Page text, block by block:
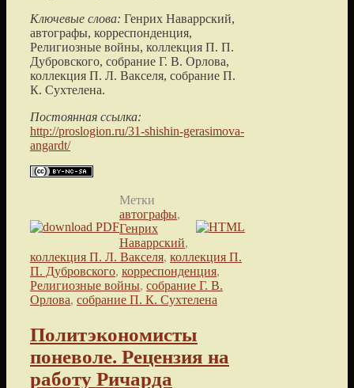
Ключевые слова: Генрих Наваррский,
автографы, корреспонденция,
Религиозные войны, коллекция П. П.
Дубровского, собрание Г. В. Орлова,
коллекция П. Л. Вакселя, собрание П.
К. Сухтелена.
Постоянная ссылка:
http://proslogion.ru/31-shishin-gerasimova-
angardt/
Метки
автографы,
Генрих
Наваррский,
коллекция П. Л. Вакселя, коллекция П.
П. Дубровского, корреспонденция,
Религиозные войны, собрание Г. В.
Орлова, собрание П. К. Сухтелена
Политэкономисты
поневоле. Рецензия на
работу Ричарда